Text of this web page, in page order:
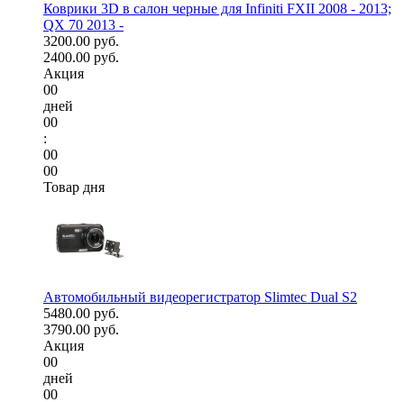
Коврики 3D в салон черные для Infiniti FXII 2008 - 2013;
QX 70 2013 -
3200.00 руб.
2400.00 руб.
Акция
00
дней
00
:
00
00
Товар дня
Автомобильный видеорегистратор Slimtec Dual S2
5480.00 руб.
3790.00 руб.
Акция
00
дней
00